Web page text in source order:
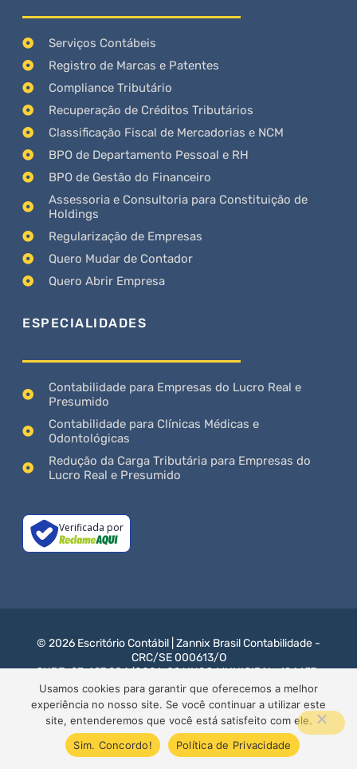
Serviços Contábeis
Registro de Marcas e Patentes
Compliance Tributário
Recuperação de Créditos Tributários
Classificação Fiscal de Mercadorias e NCM
BPO de Departamento Pessoal e RH
BPO de Gestão do Financeiro
Assessoria e Consultoria para Constituição de
Holdings
Regularização de Empresas
Quero Mudar de Contador
Quero Abrir Empresa
ESPECIALIDADES
Contabilidade para Empresas do Lucro Real e
Presumido
Contabilidade para Clínicas Médicas e
Odontológicas
Redução da Carga Tributária para Empresas do
Lucro Real e Presumido
Verificada por
© 2026 Escritório Contábil | Zannix Brasil Contabilidade -
CRC/SE 000613/O
CNPJ: 23.427.204/0001-09 ! INSC.MUNICIPAL: 124657-
0
Site para Contabilidade - Gerenciado com
por AG
SUCESSO BRASIL
Usamos cookies para garantir que oferecemos a melhor
experiência no nosso site. Se você continuar a utilizar este
site, entenderemos que você está satisfeito com ele.
Sim. Concordo!
Política de Privacidade